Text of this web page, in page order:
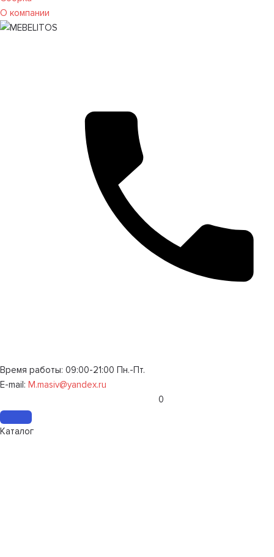
О компании
Время работы: 09:00-21:00 Пн.-Пт.
E-mail: M.masiv@yandex.ru
0
Каталог